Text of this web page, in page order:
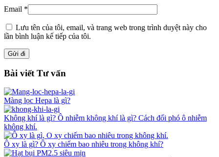
Email *
Lưu tên của tôi, email, và trang web trong trình duyệt này cho
lần bình luận kế tiếp của tôi.
Bài viết Tư vấn
Màng lọc Hepa là gì?
Không khí là gì? Ô nhiễm không khí là gì? Cách đối phó ô nhiễm
không khí.
Ô xy là gì? Ô xy chiếm bao nhiêu trong không khí?